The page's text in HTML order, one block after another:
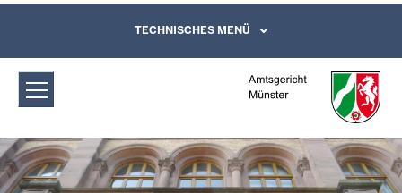
Amtsgericht Münster: Sitzungstermine
Direkt zum Inhalt
Leichte Sprache, Gebärdensprachenvideo
und Kontaktformular
TECHNISCHES MENÜ